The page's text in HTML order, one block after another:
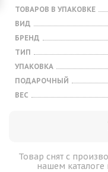
ТОВАРОВ В УПАКОВКЕ
ВИД
БРЕНД
ТИП
УПАКОВКА
ПОДАРОЧНЫЙ
ВЕС
Товар снят с
нашем каталоге